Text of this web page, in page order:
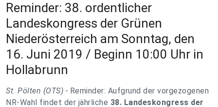
Reminder: 38. ordentlicher
Landeskongress der Grünen
Niederösterreich am Sonntag, den
16. Juni 2019 / Beginn 10:00 Uhr in
Hollabrunn
St. Pölten (OTS) - Reminder: Aufgrund der vorgezogenen
NR-Wahl findet der jährliche 38. Landeskongress der